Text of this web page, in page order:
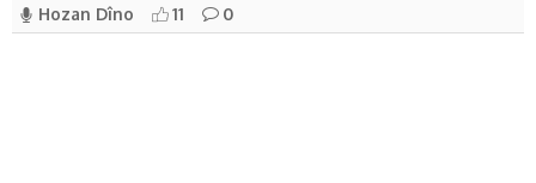
Hozan Dîno 11 0